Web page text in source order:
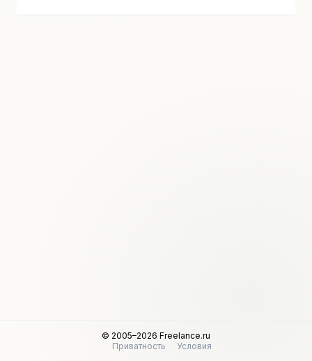
© 2005–2026 Freelance.ru
Приватность
Условия